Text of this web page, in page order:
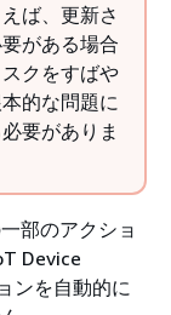
ば、更新さ
がある場合
クをすばや
的な問題に
要がありま
部のアクショ
Device
ンを自動的に